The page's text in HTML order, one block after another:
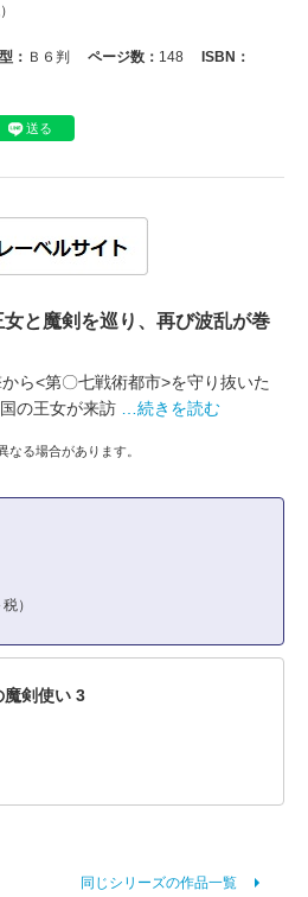
： Ｂ６判 ページ数： 148
ISBN：
送る
と魔剣を巡り、再び波乱が巻
ら<第〇七戦術都市>を守り抜いた
の王女が来訪
…続きを読む
る場合があります。
）
魔剣使い 3
同じシリーズの作品一覧